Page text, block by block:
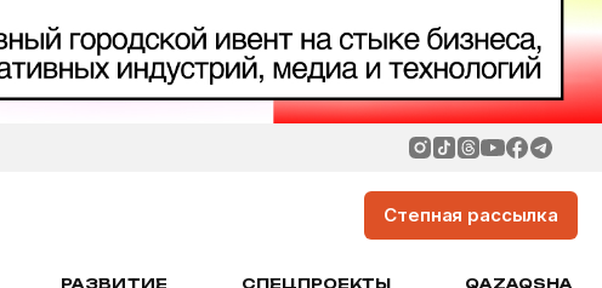
Степная рассылка
РАЗВИТИЕ СПЕЦПРОЕКТЫ QAZAQSHA